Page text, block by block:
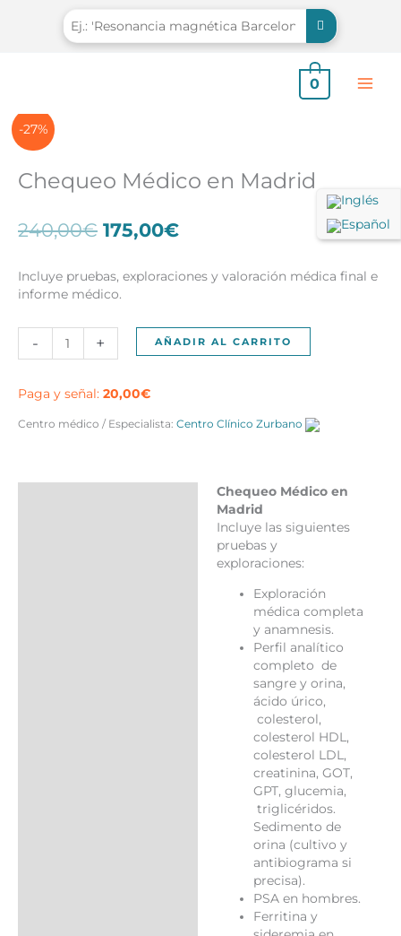
0
-27%
Chequeo Médico en Madrid
240,00€ El
precio
original
era:
240,00€.
175,00€El
actual
es:
Incluye pruebas, exploraciones y valoración médica final e
informe médico.
-
Chequeo
Madrid
+ AÑADIR AL CARRITO
Paga y señal: 20,00€
Centro médico / Especialista: Centro Clínico Zurbano
Chequeo Médico en
Madrid
Incluye las siguientes
pruebas y
exploraciones:
Exploración
médica completa
y anamnesis.
Perfil analítico
completo de
sangre y orina,
ácido úrico,
colesterol,
colesterol HDL,
colesterol LDL,
creatinina, GOT,
GPT, glucemia,
triglicéridos.
Sedimento de
orina (cultivo y
antibiograma si
precisa).
PSA en hombres.
Ferritina y